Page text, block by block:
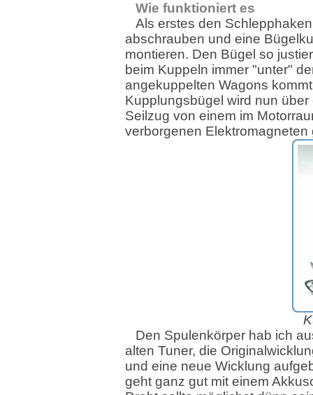
Wie funktioniert es
Als erstes den Schlepphaken
abschrauben und eine
montieren. Den Bügel so
beim Kuppeln immer "unter"
angekuppelten Wagons
Kupplungsbügel wird nun über
Seilzug von einem im
verborgenen Elektromagneten
Den Spulenkörper hab ich
alten Tuner, die
und eine neue Wicklung
geht ganz gut mit einem